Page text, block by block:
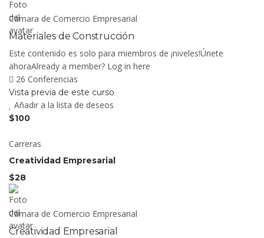
Cámara de Comercio Empresarial
Materiales de Construcción
Este contenido es solo para miembros de ¡niveles!Únete
ahoraAlready a member? Log in here
26 Conferencias
Vista previa de este curso
Añadir a la lista de deseos
$100
Carreras
Creatividad Empresarial
$28
Cámara de Comercio Empresarial
Creatividad Empresarial